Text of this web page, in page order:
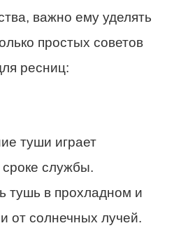
важно ему уделять
простых советов
ресниц:
туши играет
службы.
тушь в прохладном и
от солнечных лучей.